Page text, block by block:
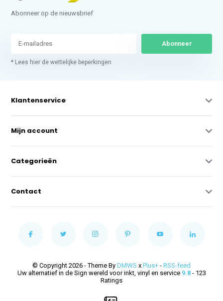
Abonneer op de nieuwsbrief
Abonneer
* Lees hier de wettelijke beperkingen
Klantenservice
Mijn account
Categorieën
Contact
© Copyright 2026 - Theme By DMWS x Plus+ - RSS-feed
Uw alternatief in de Sign wereld voor inkt, vinyl en service 9.8- 123
Ratings